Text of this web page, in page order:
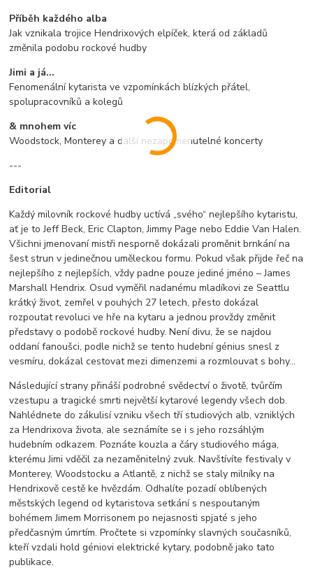
Příběh každého alba
Jak vznikala trojice Hendrixových elpíček, která od základů
změnila podobu rockové hudby
Jimi a já...
Fenomenální kytarista ve vzpomínkách blízkých přátel,
spolupracovníků a kolegů
& mnohem víc
Woodstock, Monterey a další nezapomenutelné koncerty
---
Editorial
Každý milovník rockové hudby uctívá „svého“ nejlepšího kytaristu,
ať je to Jeff Beck, Eric Clapton, Jimmy Page nebo Eddie Van Halen.
Všichni jmenovaní mistři nesporně dokázali proměnit brnkání na
šest strun v jedinečnou uměleckou formu. Pokud však přijde řeč na
nejlepšího z nejlepších, vždy padne pouze jediné jméno – James
Marshall Hendrix. Osud vyměřil nadanému mladíkovi ze Seattlu
krátký život, zemřel v pouhých 27 letech, přesto dokázal
rozpoutat revoluci ve hře na kytaru a jednou provždy změnit
představy o podobě rockové hudby. Není divu, že se najdou
oddaní fanoušci, podle nichž se tento hudební génius snesl z
vesmíru, dokázal cestovat mezi dimenzemi a rozmlouvat s bohy...
Následující strany přináší podrobné svědectví o životě, tvůrčím
vzestupu a tragické smrti největší kytarové legendy všech dob.
Nahlédnete do zákulisí vzniku všech tří studiových alb, vzniklých
za Hendrixova života, ale seznámíte se i s jeho rozsáhlým
hudebním odkazem. Poznáte kouzla a čáry studiového mága,
kterému Jimi vděčil za nezaměnitelný zvuk. Navštívíte festivaly v
Monterey, Woodstocku a Atlantě, z nichž se staly milníky na
Hendrixově cestě ke hvězdám. Odhalíte pozadí oblíbených
městských legend od kytaristova setkání s nespoutaným
bohémem Jimem Morrisonem po nejasnosti spjaté s jeho
předčasným úmrtím. Pročtete si vzpomínky slavných současníků,
kteří vzdali hold géniovi elektrické kytary, podobně jako tato
publikace.